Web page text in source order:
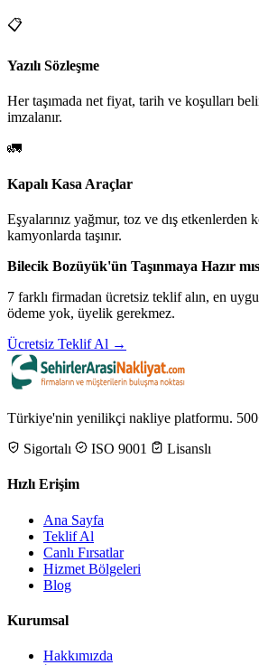
📋
Yazılı Sözleşme
Her taşımada net fiyat, tarih ve koşulları
imzalanır.
🚛
Kapalı Kasa Araçlar
Eşyalarınız yağmur, toz ve dış etkenlerden
kamyonlarda taşınır.
Bilecik Bozüyük'ün Taşınmaya Hazır
7 farklı firmadan ücretsiz teklif alın, en
ödeme yok, üyelik gerekmez.
Ücretsiz Teklif Al →
Türkiye'nin yenilikçi nakliye platformu.
Sigortalı
ISO 9001 Lisanslı
Hızlı Erişim
Ana Sayfa
Teklif Al
Canlı Fırsatlar
Hizmet Bölgeleri
Blog
Kurumsal
Hakkımızda